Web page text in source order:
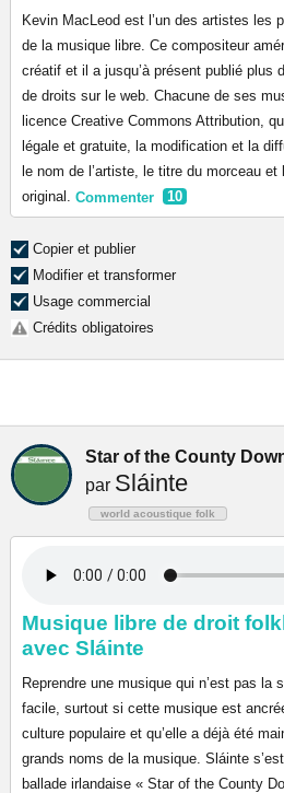
Kevin MacLeod est l’un des artistes les
de la musique libre. Ce compositeur
créatif et il a jusqu’à présent publié plus
de droits sur le web. Chacune de ses
licence Creative Commons Attribution,
légale et gratuite, la modification et la
le nom de l’artiste, le titre du morceau
original. Commenter 10
Copier et publier
Modifier et transformer
Usage commercial
Crédits obligatoires
Star of the County
par Sláinte
world acoustique folk
Musique libre de droit
avec Sláinte
Reprendre une musique qui n’est pas la
facile, surtout si cette musique est
culture populaire et qu’elle a déjà été
grands noms de la musique. Sláinte
ballade irlandaise « Star of the County